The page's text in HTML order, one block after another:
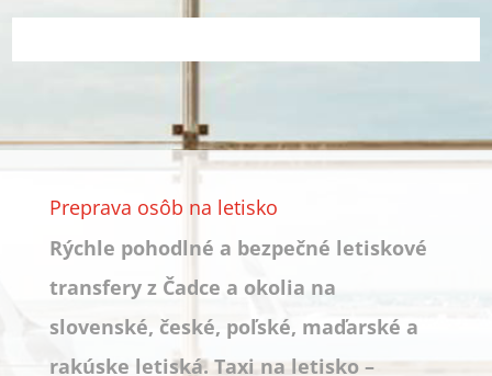
Preprava osôb na letisko
Rýchle pohodlné a bezpečné letiskové
transfery z Čadce a okolia na
slovenské, české, poľské, maďarské a
rakúske letiská. Taxi na letisko –